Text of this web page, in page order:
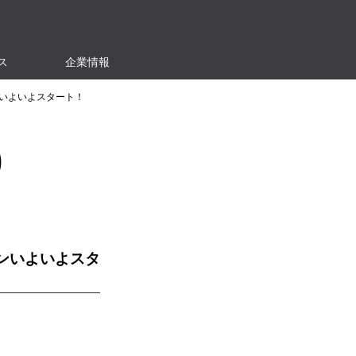
企業情報
よいよスタート！
いよいよスタ